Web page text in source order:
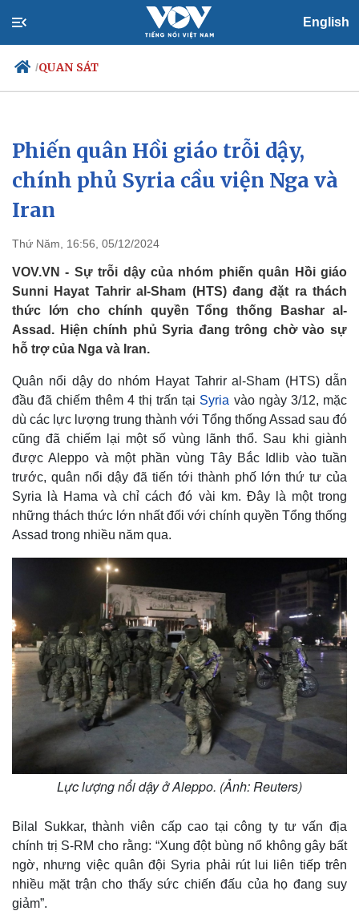
English
/QUAN SÁT
Chính trị
Đảng
Tổ chức nhân sự
Quốc hội
Xã hội
Tin 24h
Dự báo thời tiết
Phiến quân Hồi giáo trỗi dậy,
chính phủ Syria cầu viện Nga và
Iran
Thứ Năm, 16:56, 05/12/2024
VOV.VN - Sự trỗi dậy của nhóm phiến quân Hồi giáo
Sunni Hayat Tahrir al-Sham (HTS) đang đặt ra thách
thức lớn cho chính quyền Tổng thống Bashar al-
Assad. Hiện chính phủ Syria đang trông chờ vào sự
hỗ trợ của Nga và Iran.
Quân nổi dậy do nhóm Hayat Tahrir al-Sham (HTS) dẫn
đầu đã chiếm thêm 4 thị trấn tại Syria vào ngày 3/12, mặc
dù các lực lượng trung thành với Tổng thống Assad sau đó
cũng đã chiếm lại một số vùng lãnh thổ. Sau khi giành
được Aleppo và một phần vùng Tây Bắc Idlib vào tuần
trước, quân nổi dậy đã tiến tới thành phố lớn thứ tư của
Syria là Hama và chỉ cách đó vài km. Đây là một trong
những thách thức lớn nhất đối với chính quyền Tổng thống
Assad trong nhiều năm qua.
Lực lượng nổi dậy ở Aleppo. (Ảnh: Reuters)
Bilal Sukkar, thành viên cấp cao tại công ty tư vấn địa
chính trị S-RM cho rằng: “Xung đột bùng nổ không gây bất
ngờ, nhưng việc quân đội Syria phải rút lui liên tiếp trên
nhiều mặt trận cho thấy sức chiến đấu của họ đang suy
giảm”.